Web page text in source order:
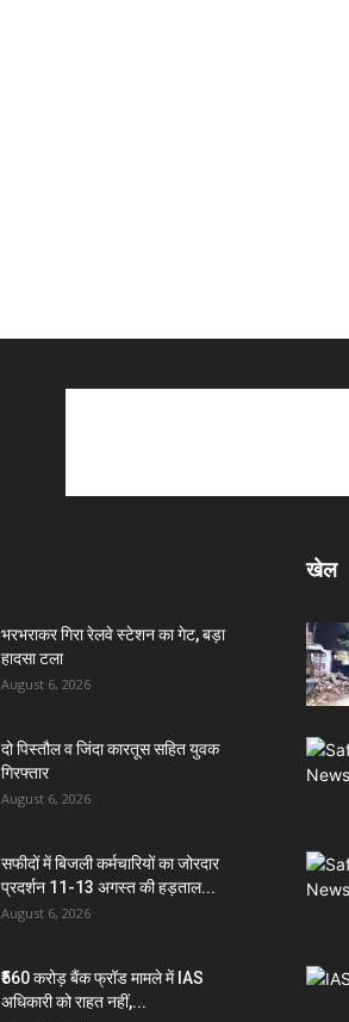
भरभराकर गिरा रेलवे स्टेशन का गेट, बड़ा
हादसा टला
August 6, 2026
दो पिस्तौल व जिंदा कारतूस सहित युवक
गिरफ्तार
August 6, 2026
सफीदों में बिजली कर्मचारियों का जोरदार
प्रदर्शन 11-13 अगस्त की हड़ताल...
August 6, 2026
₹560 करोड़ बैंक फ्रॉड मामले में IAS
अधिकारी को राहत नहीं,...
खेल